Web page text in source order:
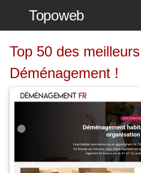
Topoweb
Top 50 des
Déménagement !